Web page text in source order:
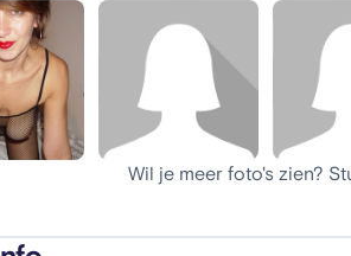
Wil je meer foto's zien?